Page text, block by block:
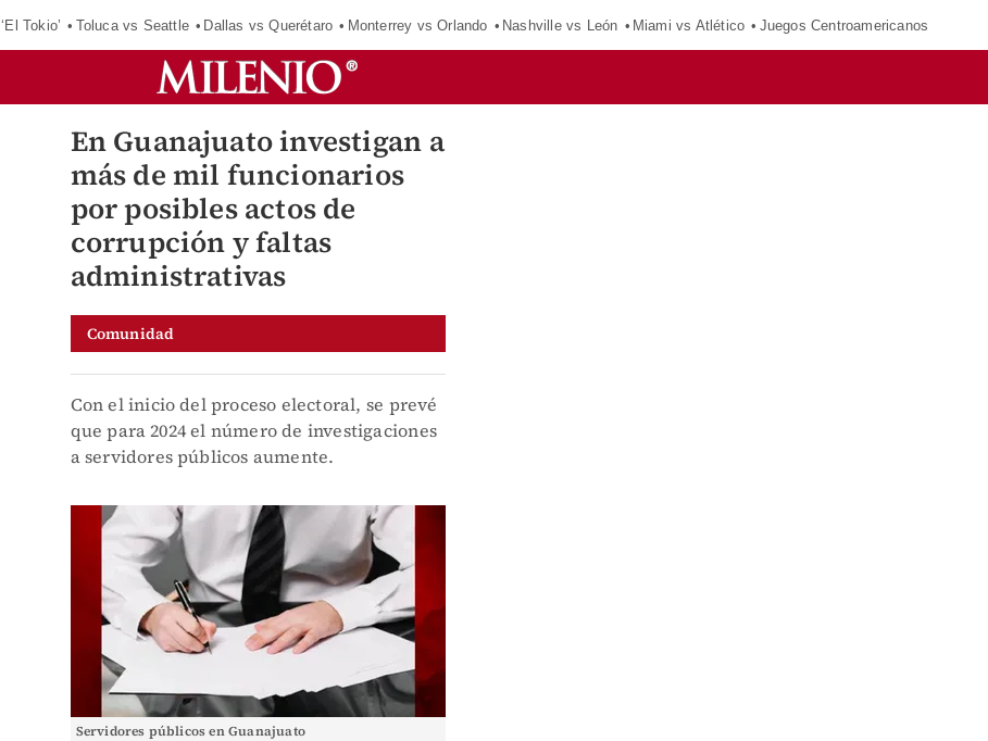
‘El Tokio’ Toluca vs Seattle Dallas vs Querétaro Monterrey vs Orlando Nashville vs León Miami vs Atlético Juegos Centroamericanos
En Guanajuato investigan a
más de mil funcionarios
por posibles actos de
corrupción y faltas
administrativas
Comunidad
Con el inicio del proceso electoral, se prevé
que para 2024 el número de investigaciones
a servidores públicos aumente.
Servidores públicos en Guanajuato